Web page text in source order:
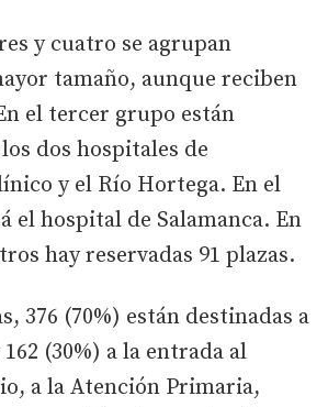
y cuatro se agrupan
tamaño, aunque reciben
el tercer grupo están
dos hospitales de
y el Río Hortega. En el
el hospital de Salamanca. En
hay reservadas 91 plazas.
376 (70%) están destinadas a
(30%) a la entrada al
a la Atención Primaria,